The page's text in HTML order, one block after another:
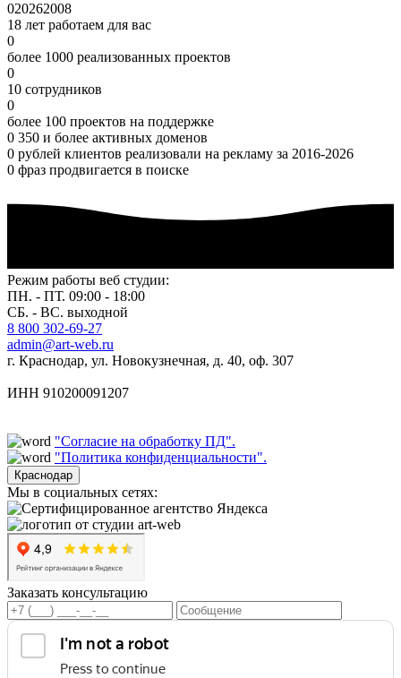
020262008
18 лет работаем для вас
0
более 1000 реализованных проектов
0
10 сотрудников
0
более 100 проектов на поддержке
0 350 и более активных доменов
0 рублей клиентов реализовали на рекламу за 2016-2026
0 фраз продвигается в поиске
Режим работы веб студии:
ПН. - ПТ. 09:00 - 18:00
СБ. - ВС. выходной
8 800 302-69-27
admin@art-web.ru
г. Краснодар, ул. Новокузнечная, д. 40, оф. 307
ИНН 910200091207
"Согласие на обработку ПД".
"Политика конфиденциальности".
Краснодар
Мы в социальных сетях:
Заказать консультацию